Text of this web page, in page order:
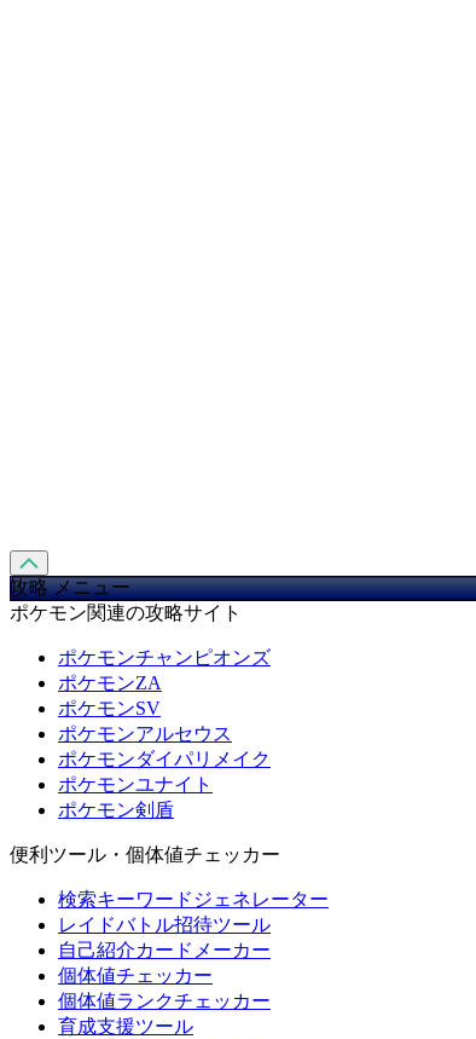
攻略 メニュー
ポケモン関連の攻略サイト
ポケモンチャンピオンズ
ポケモンZA
ポケモンSV
ポケモンアルセウス
ポケモンダイパリメイク
ポケモンユナイト
ポケモン剣盾
便利ツール・個体値チェッカー
検索キーワードジェネレーター
レイドバトル招待ツール
自己紹介カードメーカー
個体値チェッカー
個体値ランクチェッカー
育成支援ツール